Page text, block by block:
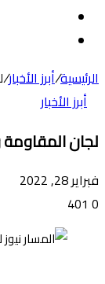
المظلم
الرئيسية/أبرز الأخبار/
أبرز الأخبار
لجان المقاومة
فبراير 28, 2022
0